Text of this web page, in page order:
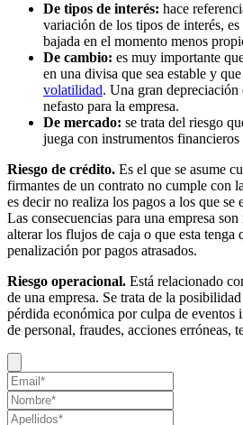
De tipos de interés: hace
variación de los tipos de interés,
bajada en el momento menos
De cambio: es muy importante
en una divisa que sea estable y
volatilidad. Una gran depreciación
nefasto para la empresa.
De mercado: se trata del riesgo
juega con instrumentos
Riesgo de crédito. Es el que se asume
firmantes de un contrato no cumple con
es decir no realiza los pagos a los que se
Las consecuencias para una empresa
alterar los flujos de caja o que esta tenga
penalización por pagos atrasados.
Riesgo operacional. Está relacionado
de una empresa. Se trata de la
pérdida económica por culpa de eventos
de personal, fraudes, acciones erróneas,